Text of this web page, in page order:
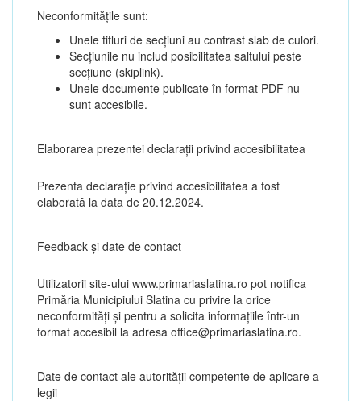
Neconformitățile sunt:
Unele titluri de secțiuni au contrast slab de culori.
Secțiunile nu includ posibilitatea saltului peste
secțiune (skiplink).
Unele documente publicate în format PDF nu
sunt accesibile.
Elaborarea prezentei declarații privind accesibilitatea
Prezenta declarație privind accesibilitatea a fost
elaborată la data de 20.12.2024.
Feedback și date de contact
Utilizatorii site-ului www.primariaslatina.ro pot notifica
Primăria Municipiului Slatina cu privire la orice
neconformități și pentru a solicita informațiile într-un
format accesibil la adresa office@primariaslatina.ro.
Date de contact ale autorităţii competente de aplicare a
legii